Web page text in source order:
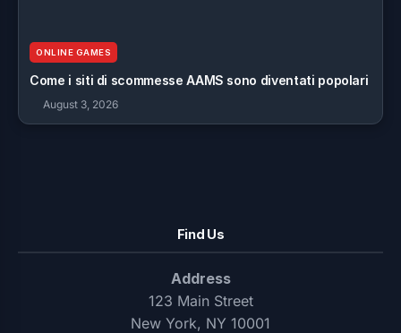
ONLINE GAMES
Come i siti di scommesse AAMS sono diventati popolari
August 3, 2026
Find Us
Address
123 Main Street
New York, NY 10001